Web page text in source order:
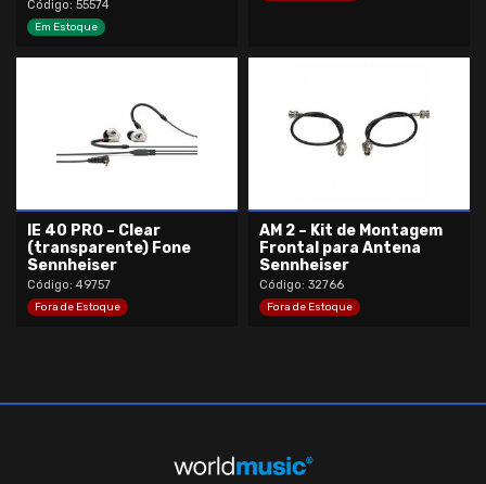
Código: 55574
Em Estoque
IE 40 PRO – Clear
(transparente) Fone
Sennheiser
Código: 49757
Fora de Estoque
AM 2 – Kit de Montagem
Frontal para Antena
Sennheiser
Código: 32766
Fora de Estoque